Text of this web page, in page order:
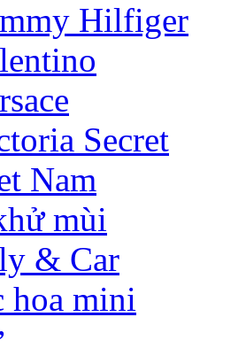
Hilfiger
Secret
Nam
mùi
& Car
hoa mini